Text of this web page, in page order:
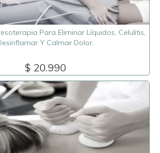
Para Eliminar Líquidos, Celulitis,
Y Calmar Dolor.
$ 20.990